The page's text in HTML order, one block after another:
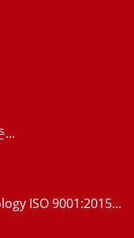
...
ISO 9001:2015...